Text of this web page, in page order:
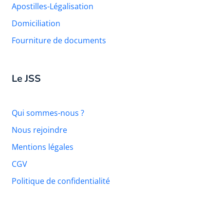
Apostilles-Légalisation
Domiciliation
Fourniture de documents
Le JSS
Qui sommes-nous ?
Nous rejoindre
Mentions légales
CGV
Politique de confidentialité